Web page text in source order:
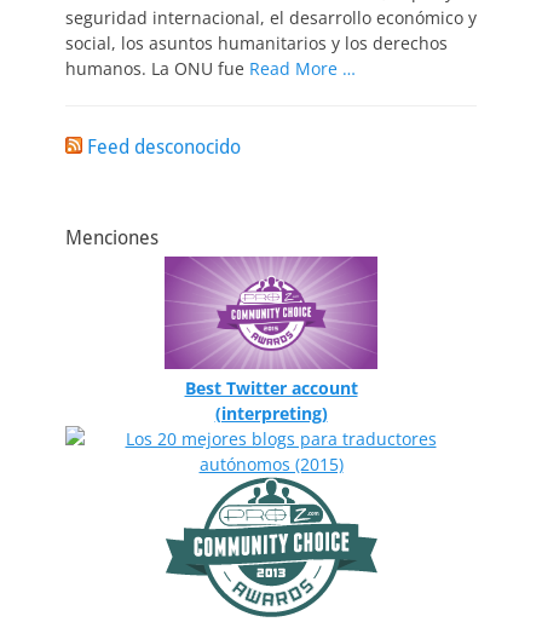
seguridad internacional, el desarrollo económico y
social, los asuntos humanitarios y los derechos
humanos. La ONU fue Read More …
Feed desconocido
Menciones
Best Twitter account
(interpreting)